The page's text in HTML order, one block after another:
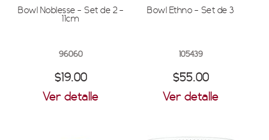
Bowl Noblesse - Set de 2 -
11cm
96060
$19.00
Ver detalle
Bowl Ethno - Set de 3
105439
$55.00
Ver detalle